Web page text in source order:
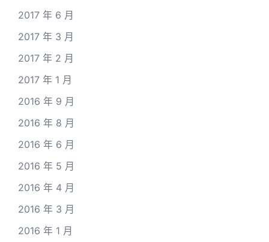
2017 年 6 月
2017 年 3 月
2017 年 2 月
2017 年 1 月
2016 年 9 月
2016 年 8 月
2016 年 6 月
2016 年 5 月
2016 年 4 月
2016 年 3 月
2016 年 1 月